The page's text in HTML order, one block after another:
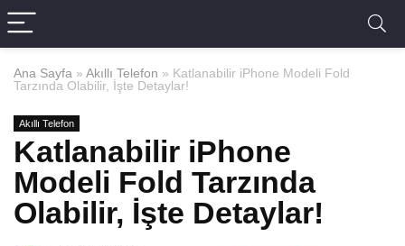
Ana Sayfa » Akıllı Telefon » Katlanabilir iPhone Modeli Fold
Tarzında Olabilir, İşte Detaylar!
Akıllı Telefon
Katlanabilir iPhone
Modeli Fold Tarzında
Olabilir, İşte Detaylar!